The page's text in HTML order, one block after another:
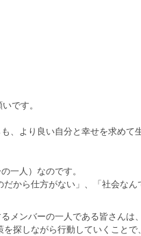
です。
より良い自分と幸せを求めて
一人）なのです。
から仕方がない」、「社会な
ンバーの一人である皆さんは
しながら行動していくことで